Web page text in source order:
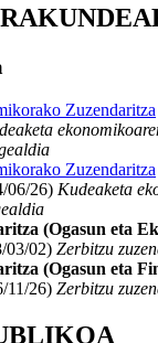
Zuzendaritza
Zuzendaritza
06/26) Kudeaketa
(Ogasun eta
03/02) Zerbitzu
(Ogasun eta
11/26) Zerbitzu